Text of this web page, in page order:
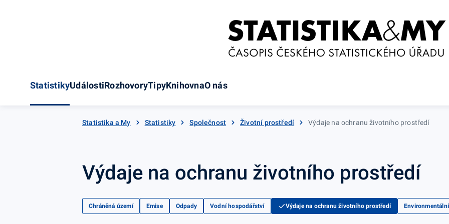
StatistikyUdálostiRozhovoryTipyKnihovnaO nás
Statistika a My Statistiky Společnost Životní prostředí Výdaje na ochranu životního prostředí
Výdaje na ochranu životního prostředí
Chráněná území Emise Odpady Vodní hospodářství Výdaje na ochranu životního prostředí